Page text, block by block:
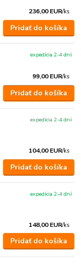
236,00 EUR/ks
Pridať do košíka
99,00 EUR/ks
expedícia 2-4 dní
Pridať do košíka
104,00 EUR/ks
expedícia 2-4 dní
Pridať do košíka
148,00 EUR/ks
expedícia 2-4 dní
Pridať do košíka